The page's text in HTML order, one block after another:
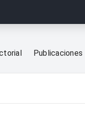
Publicaciones